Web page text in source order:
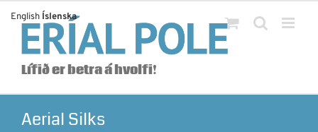
content
Lífið er betra á hvolfi!
Aerial Silks
English Íslenska